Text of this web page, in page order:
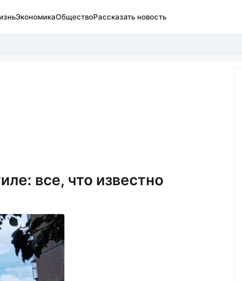
ЭкономикаОбществоРассказать новость
все, что известно